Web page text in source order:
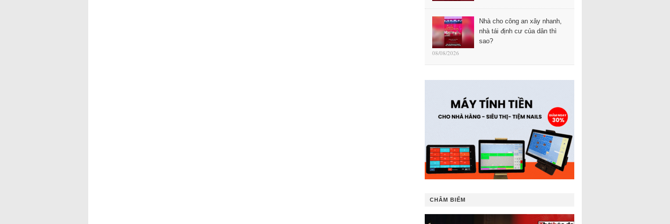
Nhà cho công an xây nhanh,
nhà tái định cư của dân thì
sao?
08/08/2026
CHÂM BIẾM